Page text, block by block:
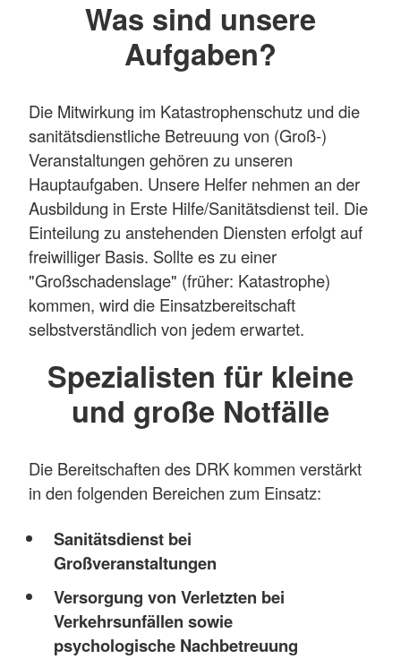
Was sind unsere
Aufgaben?
Die Mitwirkung im Katastrophenschutz und die
sanitätsdienstliche Betreuung von (Groß-)
Veranstaltungen gehören zu unseren
Hauptaufgaben. Unsere Helfer nehmen an der
Ausbildung in Erste Hilfe/Sanitätsdienst teil. Die
Einteilung zu anstehenden Diensten erfolgt auf
freiwilliger Basis. Sollte es zu einer
"Großschadenslage" (früher: Katastrophe)
kommen, wird die Einsatzbereitschaft
selbstverständlich von jedem erwartet.
Spezialisten für kleine
und große Notfälle
Die Bereitschaften des DRK kommen verstärkt
in den folgenden Bereichen zum Einsatz:
Sanitätsdienst bei
Großveranstaltungen
Versorgung von Verletzten bei
Verkehrsunfällen sowie
psychologische Nachbetreuung